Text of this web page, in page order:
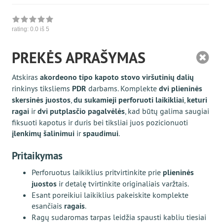
rating: 0.0 iš 5
PREKĖS APRAŠYMAS
Atskiras akordeono tipo kapoto stovo viršutinių dalių
rinkinys tiksliems PDR darbams. Komplekte dvi plieninės
skersinės juostos,du sukamieji perforuoti laikikliai, keturi
ragai irdvi putplasčio pagalvėlės, kad būtų galima saugiai
fiksuoti kapotus ir duris bei tiksliai juos pozicionuoti
įlenkimų šalinimui irspaudimui.
Pritaikymas
Perforuotus laikiklius pritvirtinkite prie plieninės
juostos ir detalę tvirtinkite originaliais varžtais.
Esant poreikiui laikiklius pakeiskite komplekte
esančiais ragais.
Ragų sudaromas tarpas leidžia spausti kabliu tiesiai